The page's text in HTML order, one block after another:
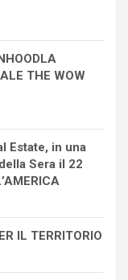
THE WOW
Estate, in una
Sera il 22
IL TERRITORIO